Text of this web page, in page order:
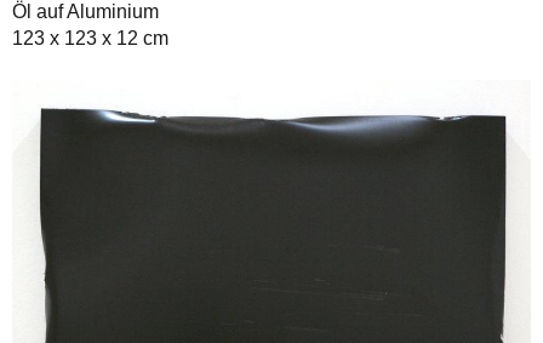
Öl auf Aluminium
123 x 123 x 12 cm